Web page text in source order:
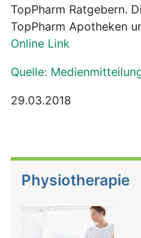
TopPharm Ratgebern.
TopPharm Apotheken
Online Link
Quelle:
29.03.2018
Physiotherapie